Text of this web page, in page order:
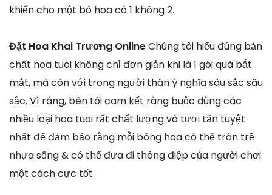
khiến cho một bó hoa có 1 không 2.
Đặt Hoa Khai Trương OnlineChúng tôi hiểu đúng bản
chất hoa tuoi không chỉ đơn giản khi là 1 gói quà bắt
mắt, mà còn với trong người thân ý nghĩa sâu sắc sâu
sắc. Vì ráng, bên tôi cam kết ràng buộc dùng các
nhiều loại hoa tuoi rất chất lượng và tươi tắn tuyệt
nhất để đảm bảo rằng mỗi bông hoa có thể tràn trề
nhựa sống & có thể đưa đi thông điệp của người chơi
một cách cực tốt.